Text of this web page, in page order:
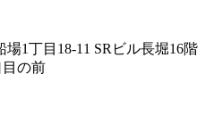
1丁目18-11 SRビル長堀16階
の前